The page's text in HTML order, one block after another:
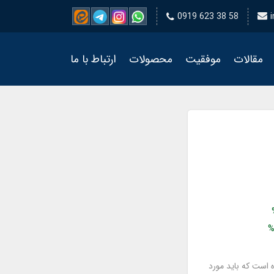
0919 623 38 58
مقالات موفقیت محصولات ارتباط با ما
است که باید مورد